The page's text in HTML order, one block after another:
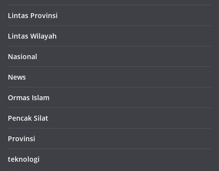
Lintas Provinsi
Lintas Wilayah
Nasional
News
Ormas Islam
Pencak Silat
Provinsi
teknologi